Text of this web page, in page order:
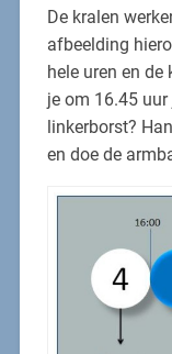
De kralen
afbeelding
hele uren en de
je om 16.45
linkerborst?
en doe de